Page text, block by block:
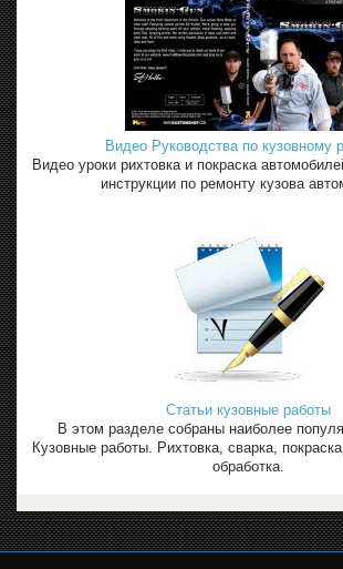
Видео Руководства по кузовному
Видео уроки рихтовка и покраска
инструкции по ремонту кузова
Статьи кузовные работы
В этом разделе собраны наиболее
Кузовные работы. Рихтовка, сварка,
обработка.